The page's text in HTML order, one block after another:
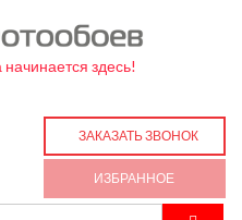
здесь!
ЗАКАЗАТЬ ЗВОНОК
ИЗБРАННОЕ